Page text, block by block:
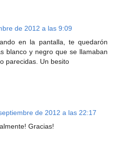
de 2012 a las 9:09
en la pantalla, te quedarón
blanco y negro que se llamaban
parecidas. Un besito
de 2012 a las 22:17
Gracias!